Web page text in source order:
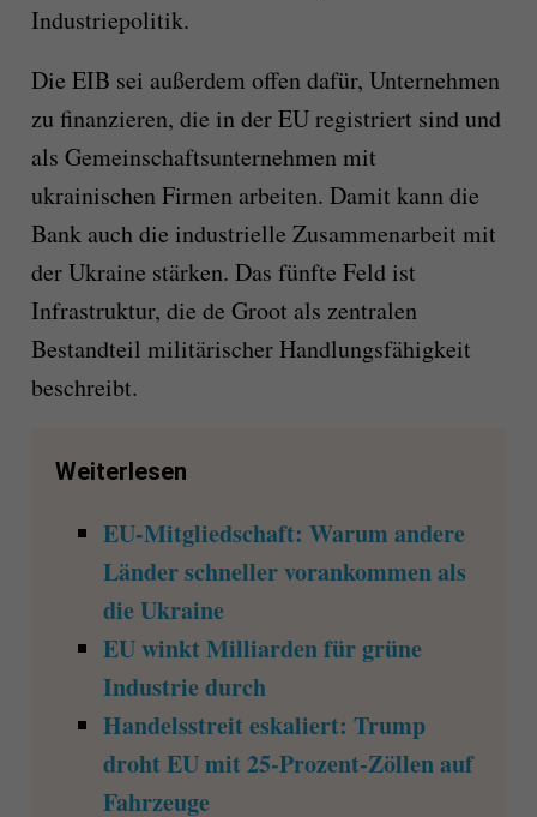
Industriepolitik.
Die EIB sei außerdem offen dafür, Unternehmen
zu finanzieren, die in der EU registriert sind und
als Gemeinschaftsunternehmen mit
ukrainischen Firmen arbeiten. Damit kann die
Bank auch die industrielle Zusammenarbeit mit
der Ukraine stärken. Das fünfte Feld ist
Infrastruktur, die de Groot als zentralen
Bestandteil militärischer Handlungsfähigkeit
beschreibt.
Weiterlesen
EU-Mitgliedschaft: Warum andere
Länder schneller vorankommen als
die Ukraine
EU winkt Milliarden für grüne
Industrie durch
Handelsstreit eskaliert: Trump
droht EU mit 25-Prozent-Zöllen auf
Fahrzeuge